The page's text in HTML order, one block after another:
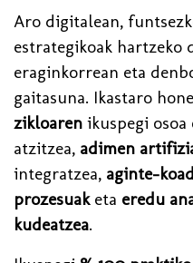
Aro digitalean,
estrategikoak hartzeko
eraginkorrean eta
gaitasuna. Ikastaro
zikloaren ikuspegi
atzitzea, adimen
integratzea, aginte-
prozesuaketa eredu
kudeatzea.